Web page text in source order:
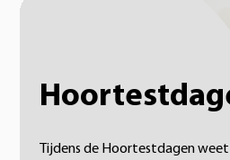
Tijdens de Hoortestdagen